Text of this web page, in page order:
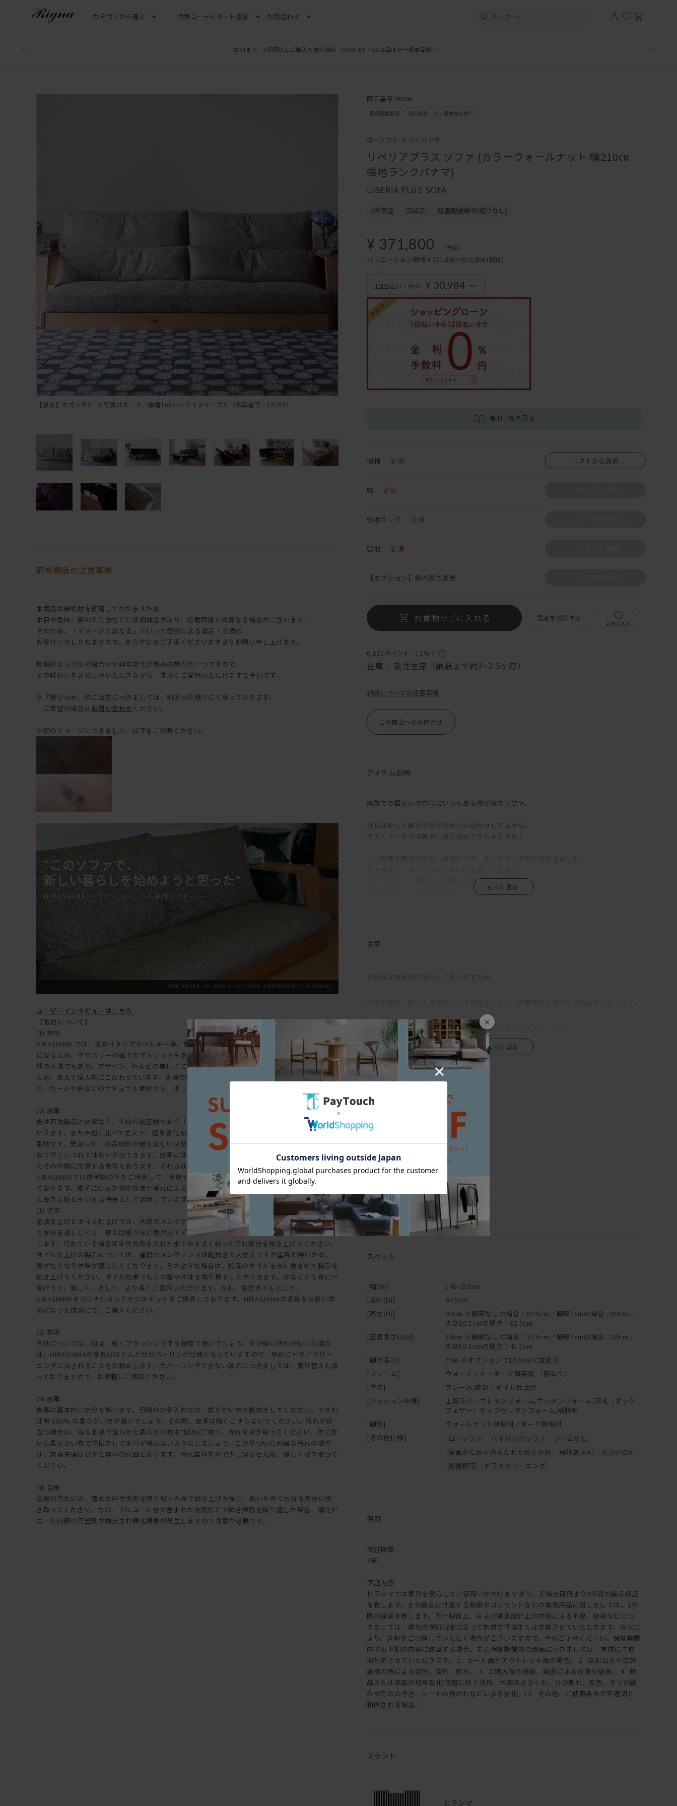
カテゴリから選ぶ 特集コーディネート店舗 お問合わせ
×
8/31まで 2万円以上ご購入で送料無料 （OUTLET・SALE品ほか一部商品除く）
【張地】マゴンザ9 ※写真はオーク／横幅168cm+サイドテーブル（商品番号：19791）
節有商品の注意事項
本商品は無垢材を使用しておりますため、
木目や色味、節の入り方などには個体差があり、掲載画像とは異なる場合がございます。
そのため、「イメージと異なる」といった理由による返品・交換は
お受けいたしかねますので、あらかじめご了承くださいますようお願い申し上げます。
無垢材ならではの風合いや経年変化が商品の魅力の一つですので、
その味わいをお楽しみいただきながら、末永くご愛用いただけますと幸いです。
※「節少なめ」のご注文につきましては、別途お見積りにて承っております。
ご希望の場合はお問い合わせ ください。
※節のイメージにつきまして、以下をご参照ください。
ユーザーインタビューはこちら
【張地について】
(1) 布地
HIRASHIMA では、現在イタリアやベルギー等、輸入布地を主体に使用しています。これらは輸入
になるため、デリバリーの面でのデメリットもありますが、イタリア及びベルギー製は、椅子張り
地の本場でもあり、デザイン、色などの美しさに優れており、HIRASHIMAの家具に調和しやすい
ため、あえて輸入布にこだわっています。家具の特長や用途に適した素材を適材適所で厳選してお
り、ウールや麻などのナチュラル素材から、ポリエステル等の化学繊維まで様々です。
(2) 皮革
皮は石油製品とは異なり、牛肉の副産物であり「牛の命を一部いただく」古代から続くエコ素材と
いえます。また布地に比べて丈夫で、経年変化を楽しむことができ、使い込むほどに親しみが湧く
張地です。発泡レザーは完成時が最も美しい状態ですが、皮革は完成時が始まりであり、歳月を重
ねて行くにつれて味わいが出てきます。皮革には染めたものと塗装で色を付けたものとがあり、ま
たその中間に位置する皮革もあります。それらはそれぞれ物質面やグレードが異なり、
HIRASHIMAでは数種類の革をご用意して、予算や使い方によってご要望にお応えできるよう努め
ております。皮革には生き物の怪我や擦れによる傷が一部見られることがありますが、これらもま
た生きた証ともいえる特長として活用しています。【メンテナンスについて】
(1) 塗装
塗装仕上げとオイル仕上げでは、木部のメンテナンスが異なります。塗装仕上げは、塗幕があるの
で水分を透しにくく、使えば使うほど艶が出てくるのが特長です。そのため埃を取る意味で乾拭き
します。汚れている場合は中性洗剤を入れた水で布をよく絞って汚れ部分を拭き上げてください。
オイル仕上げの製品については、普段のメンテナンスは乾拭きで大丈夫ですが塗幕が無いため、
艶がなくなり木味が感じにくくなります。そのような場合は、指定のオイルを布に含ませて製品を
拭き上げてください。オイル効果でもとの艶や木味を取り戻すことができます。少なくとも年に一
度行うと、美しく、そして、より長くご愛用いただけます。なお、指定オイルとして、
HIRASHIMAオリジナルメンテナンスキットをご用意しております。HIRASHIMAの家具をお買い求
めになった店頭にて、ご購入ください。
(2) 布地
布地については、日頃、軽くブラッシングする程度で良いでしょう。何か強い汚れが付いた場合
は、HIRASHIMAの家具はほとんどがカバーリング仕様となっていますので、早めにドライクリー
ニングに出されることをお勧めします。カバーリングできない製品につきましては、張り替えも承
っておりますので、お気軽にご相談ください。
(3) 皮革
皮革は基本的に水分を嫌います。日頃のお手入れでは、柔らかい布で乾拭きしてください。できれ
ば綿 100% の柔らかい布が良いでしょう。その際、皮革は強くこすらないでください。汚れが目
立つ場合は、ぬるま湯で湿らせた柔らかい布を“固めに”絞り、汚れを拭き取ってください。次に乾
いた柔らかい布で乾拭きして水分が残らないようにしましょう。こびりついた頑固な汚れの場合
は、無理矢理はがすと傷みの原因となります。汚れ自体を水で少し湿らせた後、優しく拭き取って
ください。
(4) 合皮
合皮の汚れには、薄めた中性洗剤を固く絞った布で拭き上げた後に、乾いた布で水分を充分に拭
き取ってください。なお、アルコール分が含まれた洗剤などで拭き掃除を繰り返した場合、塩化ビ
ニール内部の可塑剤が抽出され硬化現象が発生しますので注意が必要です。
商品番号 26296
ローソファ × ハイバック
リベリアプラス ソファ (カラーウォールナット 幅210㎝
張地ランクパナマ)
LIBERIA PLUS SOFA
3年保証 完成品 設置配送無料(組立なし)
¥ 371,800 (税込)
バリエーション価格 ¥ 371,800～910,800 (税込)
12回払い・月々 ¥ 30,984 ～
張地一覧を見る
樹種 必須 リストから選択
幅 必須
張地ランク 必須
張地 必須
【オプション】脚の高さ変更
お買物かごに入れる 設定を削除する
お気に入り
6,171ポイント （ 1％ ）
在庫： 受注生産（納品まで約2~2.5ヶ月）
納期についての注意事項
この商品へのお問合せ
アイテム説明
家族での語らいの中心にいつもある我が家のソファ。
今日は珍しく嫁と子供が朝からお出かけしてるから、
夕方くらいまでは贅沢に独り占めできちゃうかな？
あぐらをかいて昼間からお酒を呑むもよし。
長時間座っていても疲れない広く硬めの座クッション、
その後ろ姿はリビングの中心に置きたくなるほどに美しく、
といった私の要望を叶えるべくしてか、
背面がマガジン収納になっているというからもう驚きを隠せないでいる。。。
すっきりと軽やかな印象のクッションは良質なウレタンを使用し、
ふんだんに使われた羽毛とハイバックスタイルによる掛け心地が、
わたしを幸せな眠りへと誘います。
替カバーの販売も行っております。ご希望のお客様はお問い合わせください。
注意
本商品は無垢材を使用しておりますため、
木目や色味、節の入り方などには個体差があり、掲載画像とは異なる場合がございます。
そのため、「イメージと異なる」といった理由による返品・交換は
お受けいたしかねますので、あらかじめご了承くださいますようお願い申し上げます。
無垢材ならではの風合いや経年変化が商品の魅力の一つですので、
その味わいをお楽しみいただきながら、末永くご愛用いただけますと幸いです。
※「節少なめ」のご注文につきましては、別途お見積りにて承っております。
ご希望の場合は
お問い合わせ
ください。
・木材を使用した製品は、直射日光や寒暖の差の著しい場所、あるいは冷暖房器具の周
囲などは避けて設置してください。木材の割れ、変形、剥離などを起こしやすくなりま
す。
・箱物家具は、引き出しや扉の開閉を円滑にするためにも、できるだけ水平な場所に置
が可能です。
使用ください。
・組み立て家具（特にジョイント形式の家具）は年月の経過とともにボルトやネジのゆ
お願いします。
ドやソファ、椅子などの上での飛び跳ねや踏み台代わり等のご利用は、怪我や破損の原
因ともなりますので、家具の機能にそったご使用をお心がけください。
三面図
スペック
[幅(W)]
140-210cm
[奥行(D)]
94.5cm
[高さ(H)]
89cm ※脚部なしの場合：82.5cm／脚部7cmの場合：89cm／
脚部10.5cmの場合：92.5cm
[座面高さ(SH)]
38cm ※脚部なしの場合：31.5cm／脚部7cmの場合：38cm／
脚部10.5cmの場合：41.5cm
[脚の高さ]
7cm ※オプションで10.5cmに変更可
[フレーム]
ウォーナット・オーク厚突板 （節有り）
[塗装]
フレーム,脚部：オイル仕上げ
[クッション中身]
上質ラバーウレタンフォーム,ウレタンフォーム,羽毛（ダック
フェザー）チップウレタンフォーム,樹脂綿
[脚部]
ウォールナット無垢材／オーク無垢材
[その他仕様]
ローソファ ハイバックソファ
アームなし
座面かため＋背もたれやわらかめ
張地選択可
ルンバOK
脚選択可
ドライクリーニング
保証
保証期間
3年
保証内容
ヒラシマでは家具を安心してご使用いただけますよう、工場出荷日より3年間の製品保証
を致します。また製品に付属する照明やコンセントなどの電気用品に関しましては、1年
間の保証を致します。万一製造上、および構造設計上の欠陥による不良、破損などにつ
きましては、弊社の保証規定に従って無償で修理または交換させていただきます。状況に
より、送料をご負担していただく場合がございますので、予めご了承ください。保証期間
内でも下記の内容に該当する場合、また保証期間外の商品につきましては、有償にて修
理対応させていただきます。 1 . セール品やアウトレット品の場合。 2 . 直射日光や空調
器機の熱による変色、変形、割れ。 3 . ご購入後の移動、輸送による故障や破損。 4 . 商
品または部品の経年変化(使用に伴う消耗、木部のささくれ、ひび割れ、変色。ネジの緩
みや釘のの浮き、シートの剥がれなどによる劣化。) 5 . その他、ご使用条件が不適切と
判断される場合。
ブランド
ヒラシマ